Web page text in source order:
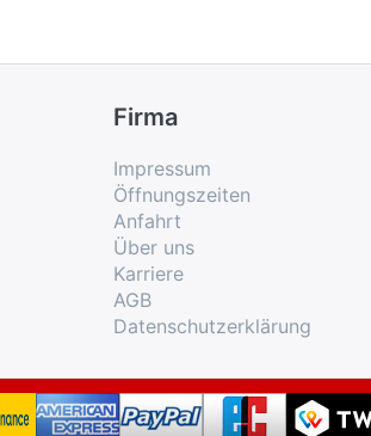
Firma
Impressum
Öffnungszeiten
Anfahrt
Über uns
Karriere
AGB
Datenschutzerklärung